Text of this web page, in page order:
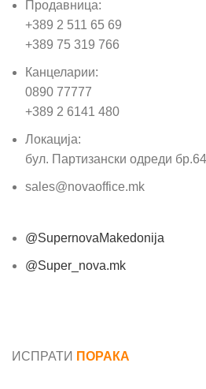
Продавница:
+389 2 511 65 69
+389 75 319 766
Канцеларии:
0890 77777
+389 2 6141 480
Локација:
бул. Партизански одреди
sales@novaoffice.mk
@SupernovaMakedonija
@Super_nova.mk
ИСПРАТИ ПОРАКА